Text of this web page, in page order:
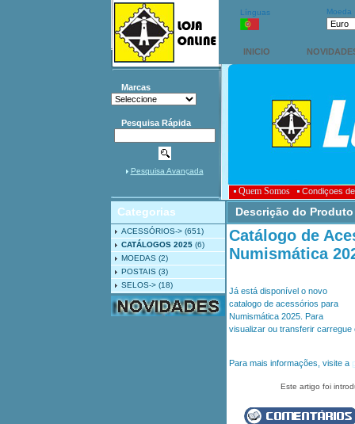
Línguas Moeda
INICIO
Marcas
Pesquisa Rápida
Pesquisa Avançada
Quem Somos Condiçoes
Categorias
ACESSÓRIOS->(651)
CATÁLOGOS 2025(6)
MOEDAS (2)
POSTAIS (3)
SELOS->(18)
Descrição do Produto
Catálogo de
Numismática
Já está disponível o novo
catalogo de acessórios para
Numismática 2025. Para
visualizar ou transferir carregue
Para mais informações, visite a
Este artigo foi